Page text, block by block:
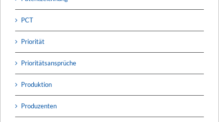
PCT
Priorität
Prioritätsansprüche
Produktion
Produzenten